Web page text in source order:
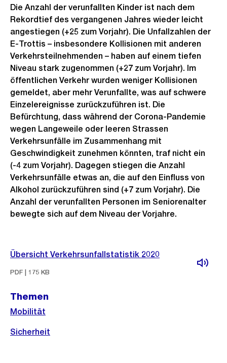
Die Anzahl der verunfallten Kinder ist nach dem
Rekordtief des vergangenen Jahres wieder leicht
angestiegen (+25 zum Vorjahr). Die Unfallzahlen der
E-Trottis – insbesondere Kollisionen mit anderen
Verkehrsteilnehmenden – haben auf einem tiefen
Niveau stark zugenommen (+27 zum Vorjahr). Im
öffentlichen Verkehr wurden weniger Kollisionen
gemeldet, aber mehr Verunfallte, was auf schwere
Einzelereignisse zurückzuführen ist. Die
Befürchtung, dass während der Corona-Pandemie
wegen Langeweile oder leeren Strassen
Verkehrsunfälle im Zusammenhang mit
Geschwindigkeit zunehmen könnten, traf nicht ein
(-4 zum Vorjahr). Dagegen stiegen die Anzahl
Verkehrsunfälle etwas an, die auf den Einfluss von
Alkohol zurückzuführen sind (+7 zum Vorjahr). Die
Anzahl der verunfallten Personen im Seniorenalter
bewegte sich auf dem Niveau der Vorjahre.
Weitere
Informationen
Übersicht Verkehrsunfallstatistik 2020
PDF | 175 KB
Themen
Mobilität
Sicherheit